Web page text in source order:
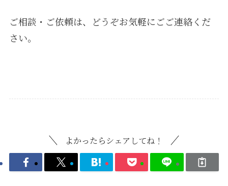
ご相談・ご依頼は、どうぞお気軽にごご連絡くだ
さい。
よかったらシェアしてね！